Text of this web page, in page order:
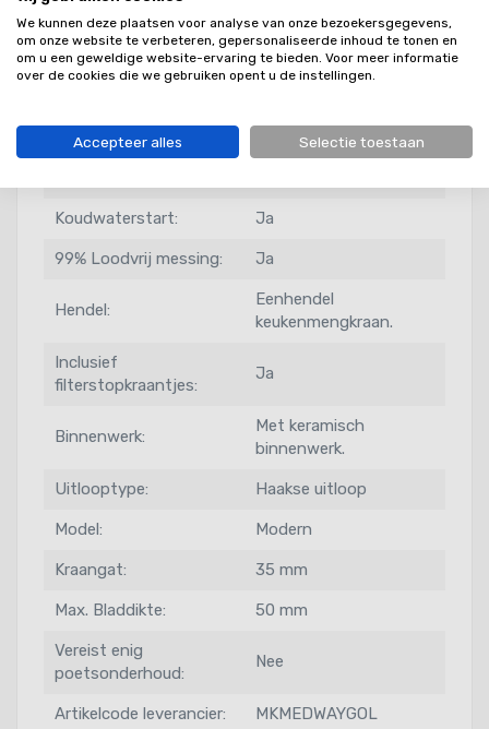
Extra info
Levertijd: Voorraad
Koudwaterstart: Ja
99% Loodvrij messing: Ja
Hendel:
Eenhendel
keukenmengkraan.
Inclusief
filterstopkraantjes:
Ja
Binnenwerk:
Met keramisch
binnenwerk.
Uitlooptype: Haakse uitloop
Model: Modern
Kraangat: 35 mm
Max. Bladdikte: 50 mm
Vereist enig
poetsonderhoud:
Nee
Artikelcode leverancier: MKMEDWAYGOL
We kunnen deze plaatsen voor analyse van onze bezoekersgegevens,
om onze website te verbeteren, gepersonaliseerde inhoud te tonen en
om u een geweldige website-ervaring te bieden. Voor meer informatie
over de cookies die we gebruiken opent u de instellingen.
Accepteer alles Selectie toestaan